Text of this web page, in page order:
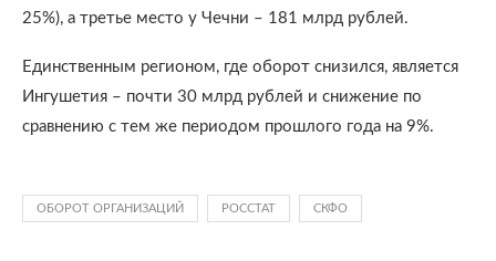
25%), а третье место у Чечни – 181 млрд рублей.
Единственным регионом, где оборот снизился, является
Ингушетия – почти 30 млрд рублей и снижение по
сравнению с тем же периодом прошлого года на 9%.
ОБОРОТ ОРГАНИЗАЦИЙ РОССТАТ СКФО